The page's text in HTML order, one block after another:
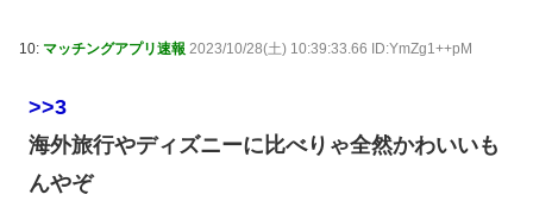
10: マッチングアプリ速報 2023/10/28(土) 10:39:33.66 ID:YmZg1++pM
>>3
海外旅行やディズニーに比べりゃ全然かわいいも
んやぞ